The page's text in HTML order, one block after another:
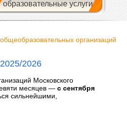
образовательные услуги
организаций
2026
Московского
месяцев — с сентября
сильнейшими,